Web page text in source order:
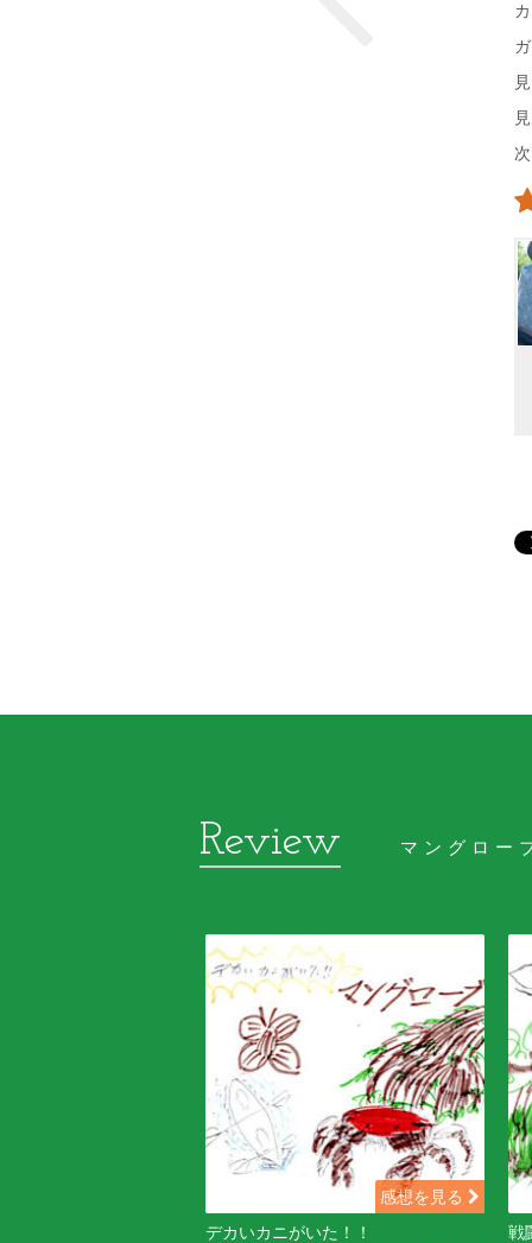
マングロー
感想を見る
デカいカニがいた！！
戦